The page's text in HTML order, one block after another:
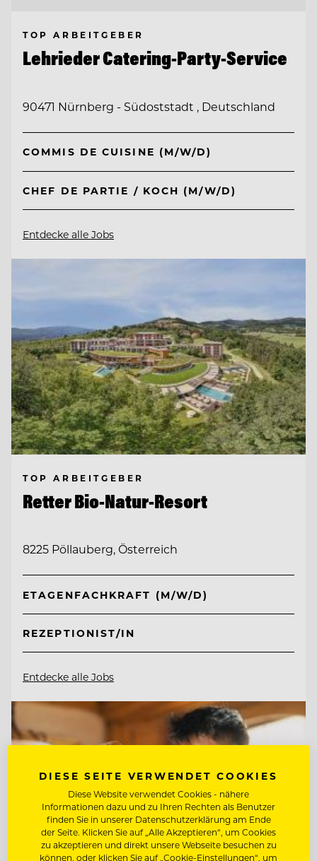
TOP ARBEITGEBER
Lehrieder Catering-Party-Service
90471 Nürnberg - Südoststadt , Deutschland
COMMIS DE CUISINE (M/W/D)
CHEF DE PARTIE / KOCH (M/W/D)
Entdecke alle Jobs
TOP ARBEITGEBER
Retter Bio-Natur-Resort
8225 Pöllauberg, Österreich
ETAGENFACHKRAFT (M/W/D)
REZEPTIONIST/IN
Entdecke alle Jobs
DIESE SEITE VERWENDET COOKIES
Diese Website verwendet Cookies - nähere
Informationen dazu und zu Ihren Rechten als Benutzer
finden Sie in unserer Datenschutzerklärung am Ende
der Seite. Klicken Sie auf „Alle Akzeptieren“, um Cookies
zu akzeptieren und direkt unsere Webseite besuchen zu
können, oder klicken Sie auf „Cookie-Einstellungen“, um